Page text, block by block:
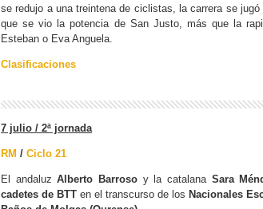
se redujo a una treintena de ciclistas, la carrera se
que se vio la potencia de San Justo, más que la
Esteban o Eva Anguela.
Clasificaciones
7 julio / 2ª jornada
RM / Ciclo 21
El andaluzAlberto Barrosoy la catalana Sara
cadetes de BTT en el transcurso de los Nacionales